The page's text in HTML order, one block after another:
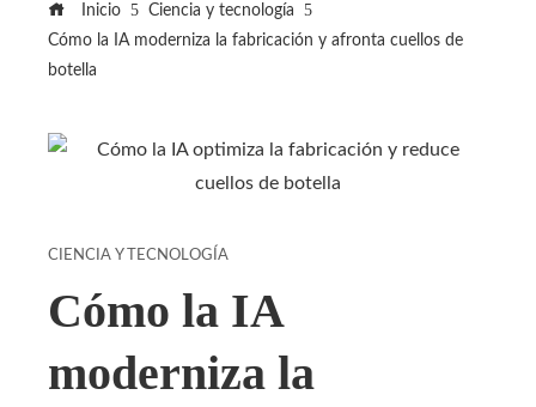
Inicio
Ciencia y tecnología
Cómo la IA moderniza la fabricación y afronta cuellos de
botella
CIENCIA Y TECNOLOGÍA
Cómo la IA
moderniza la